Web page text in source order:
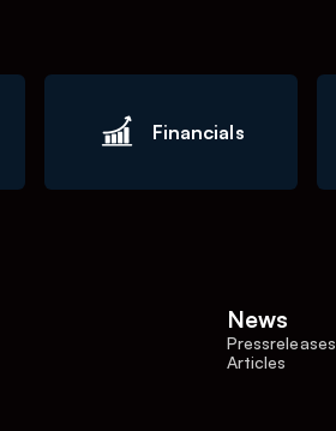
Financials
News
Pressreleases
Articles